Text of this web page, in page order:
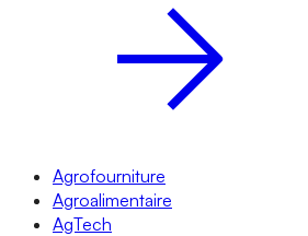
Agrofourniture
Agroalimentaire
AgTech